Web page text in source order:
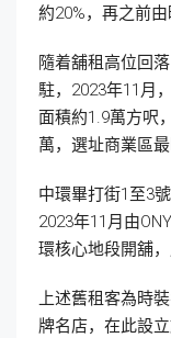
約20%，再之前由
隨着舖租高位回
駐，2023年11月
面積約1.9萬方呎
萬，選址商業區最
中環畢打街1至3
2023年11月由
環核心地段開舖
上述舊租客為時
牌名店，在此設